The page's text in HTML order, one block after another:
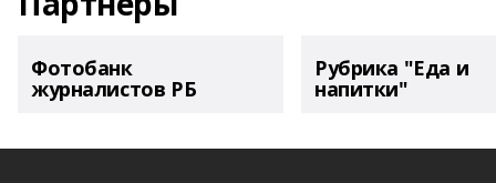
Фотобанк
журналистов РБ
Рубрика "Еда и
напитки"